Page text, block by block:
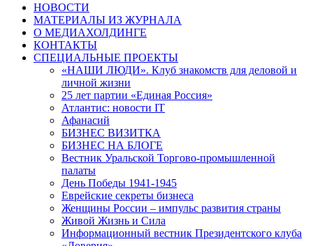
НОВОСТИ
МАТЕРИАЛЫ ИЗ ЖУРНАЛА
О МЕДИАХОЛДИНГЕ
КОНТАКТЫ
СПЕЦИАЛЬНЫЕ ПРОЕКТЫ
«НАШИ ЛЮДИ». Клуб знакомств для деловой и
личной жизни
25 лет партии «Единая Россия»
Атлантис: новости IT
Афанасий
БИЗНЕС ВИЗИТКА
БИЗНЕС НА БЛОГЕ
Вестник Уральской Торгово-промышленной
палаты
День Победы 1941-1945
Еврейские секреты бизнеса
Женщины России – импульс развития страны
Живой Жизнь и Сила
Информационный вестник Президентского клуба